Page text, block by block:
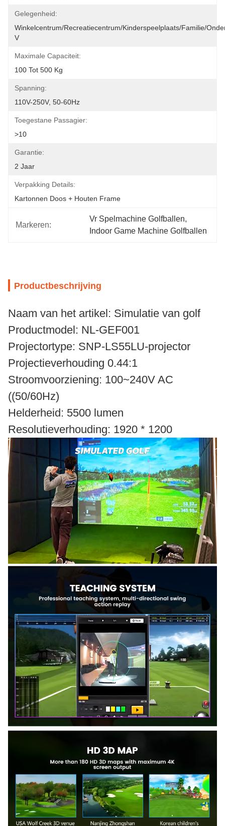
Gelegenheid:
Winkelcentrum/Recreatiecentrum/Kinderspeelplaats/Familie/
V
Maximale Capaciteit:
100 Tot 500 Kg
Spanning:
110V-250V, 50-60Hz
Toegestane Passagier:
>10
Garantie:
2 Jaar
Verpakking Details:
Kartonnen Doos + Houten Frame
Markeren:
Vr Spelmachine Golfballen,
Indoor Game Machine Golfballen
Productbeschrijving
Naam van het artikel: Simulatie van golf
Productmodel: NL-GEF001
Projectortype: SNP-LS55LU-projector
Projectieverhouding 0.44:1
Stroomvoorziening: 100~240V AC
((50/60Hz)
Helderheid: 5500 lumen
Resolutieverhouding: 1920 * 1200